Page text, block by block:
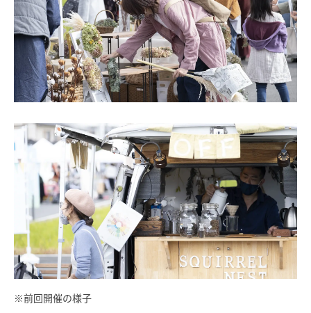
※前回開催の様子